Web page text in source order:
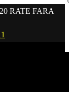
RATE FARA